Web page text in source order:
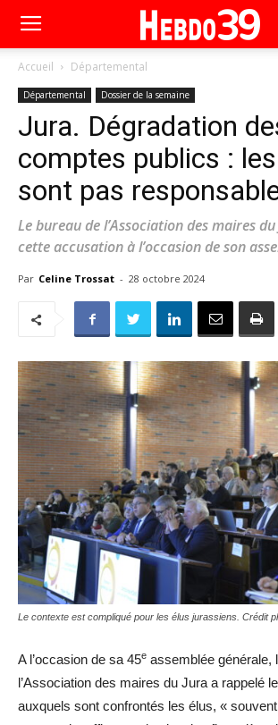
Accueil Départemental
Départemental Dossier de la semaine
Jura. Dégradation
comptes publics :
sont pas
Le bureau de l’Association des maires
cette accusation à l’occasion de son
Par Celine Trossat - 28 octobre 2024
Le contexte est compliqué pour les élus jurassiens. Crédit
A l’occasion de sa 45e assemblée générale,
l’Association des maires du Jura a rappelé
auxquels sont confrontés les élus, «